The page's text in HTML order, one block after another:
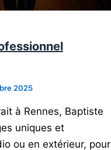
2025
à Rennes, Baptiste
uniques et
ou en extérieur, pour